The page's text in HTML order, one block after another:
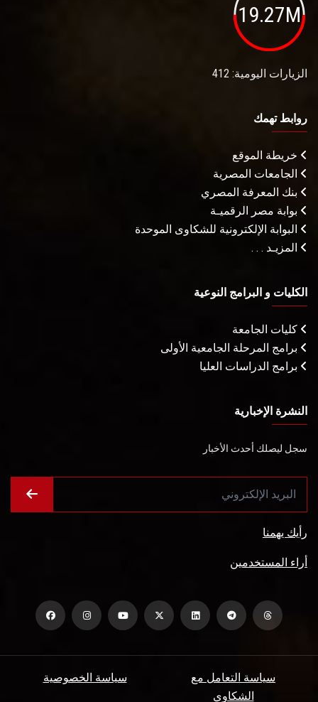
19.27M
الزيارات اليومية: 412
روابط تهمك
خريطة الموقع
الجامعات المصرية
بنك المعرفة المصري
بوابة مصر الرقميـة
البوابة الإلكترونية للشكاوى الموحدة
المزيـد . . .
الكليات و البرامج النوعية
كليات الجامعة
برامج المرحلة الجامعية الأولى
برامج الدراسات العليا
النشرة الإخبارية
سجل ليصلك أحدث الأخبار
رأيك يهمنا
أراء المستخدمين
سياسة الخصوصية
سياسة التعامل مع
الشكاوي